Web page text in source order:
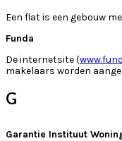
Een flat is een gebouw
Funda
De internetsite (
makelaars worden
G
Garantie Instituut